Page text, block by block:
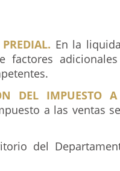
En la
factores
DEL IMPUESTO
a las ventas
del